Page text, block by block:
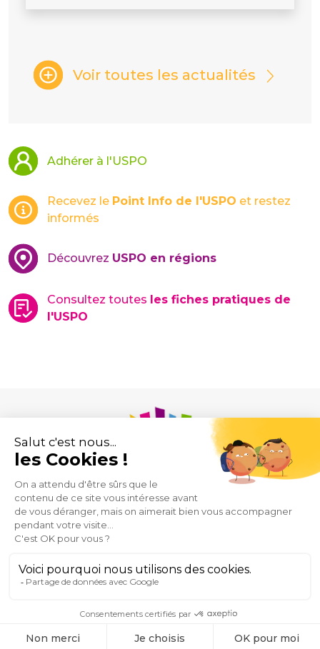
Voir toutes les actualités
Adhérer à l'USPO
Recevez le Point Info de l'USPO et restez
informés
Découvrez USPO en régions
Consultez toutes les fiches pratiques de
l'USPO
Union des Syndicats de Pharmaciens d’Officine
43 rue de Provence
Mentions
Plan
site
Espace